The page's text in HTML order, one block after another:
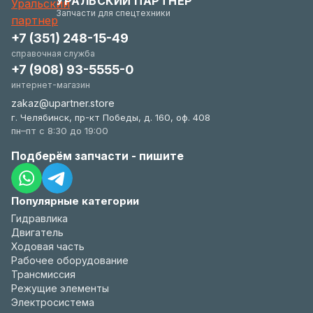
удобстве.Запчасти для спецтехники
Популярные категории
Гидравлика
Двигатель
Ходовая часть
Рабочее оборудование
Трансмиссия
Режущие элементы
Электросистема
+7 (351) 248-15-49
справочная служба
+7 (908) 93-5555-0
интернет-магазин
zakaz@upartner.store
г. Челябинск, пр-кт Победы, д. 160, оф. 408
пн–пт с 8:30 до 19:00
Подберём запчасти - пишите